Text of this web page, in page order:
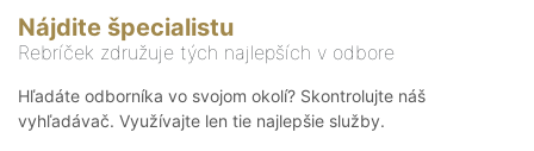
Nájdite špecialistu
Rebríček združuje tých najlepších v odbore
Hľadáte odborníka vo svojom okolí? Skontrolujte náš
vyhľadávač. Využívajte len tie najlepšie služby.